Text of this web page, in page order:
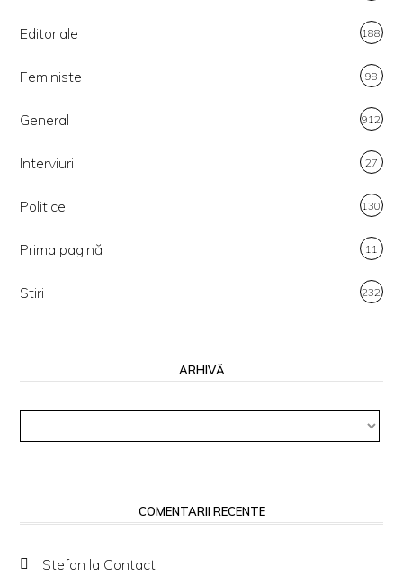
Editoriale 188
Feministe 98
General 912
Interviuri 27
Politice 130
Prima pagină 11
Stiri 232
ARHIVĂ
Arhivă
COMENTARII RECENTE
Stefan la Contact